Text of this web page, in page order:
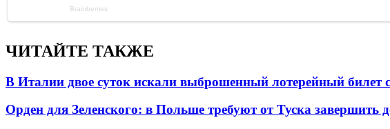
ЧИТАЙТЕ ТАКЖЕ
В Италии двое суток искали выброшенный лотерейный
Орден для Зеленского: в Польше требуют от Туска завершить